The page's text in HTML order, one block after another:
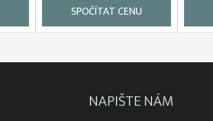
SPOČÍTAT CENU
NAPIŠTE NÁM